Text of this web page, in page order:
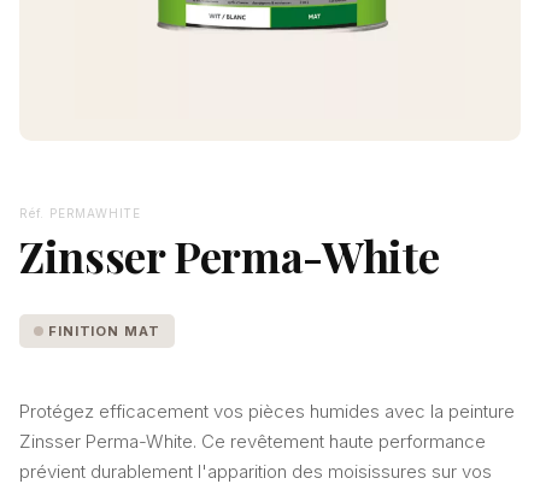
Réf. PERMAWHITE
Zinsser Perma-White
FINITION MAT
Protégez efficacement vos pièces humides avec la peinture
Zinsser Perma-White. Ce revêtement haute performance
prévient durablement l'apparition des moisissures sur vos